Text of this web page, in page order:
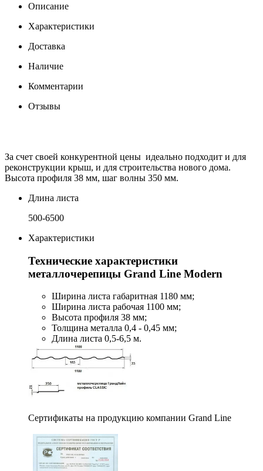
Описание
Характеристики
Доставка
Наличие
Комментарии
Отзывы
За счет своей конкурентной цены идеально подходит и для
реконструкции крыш, и для строительства нового дома.
Высота профиля 38 мм, шаг волны 350 мм.
Длина листа
500-6500
Характеристики
Технические характеристики
металлочерепицы Grand Line Modern
Ширина листа габаритная 1180 мм;
Ширина листа рабочая 1100 мм;
Высота профиля 38 мм;
Толщина металла 0,4 - 0,45 мм;
Длина листа 0,5-6,5 м.
Сертификаты на продукцию компании Grand Line